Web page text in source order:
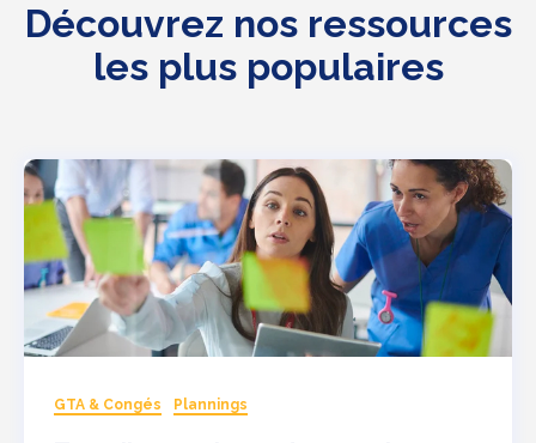
Découvrez nos ressources
les plus populaires
GTA & Congés Plannings